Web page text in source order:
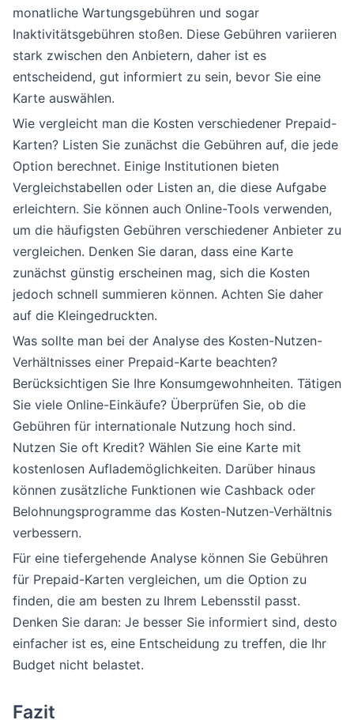
monatliche Wartungsgebühren und sogar
Inaktivitätsgebühren stoßen. Diese Gebühren variieren
stark zwischen den Anbietern, daher ist es
entscheidend, gut informiert zu sein, bevor Sie eine
Karte auswählen.
Wie vergleicht man die Kosten verschiedener Prepaid-
Karten? Listen Sie zunächst die Gebühren auf, die jede
Option berechnet. Einige Institutionen bieten
Vergleichstabellen oder Listen an, die diese Aufgabe
erleichtern. Sie können auch Online-Tools verwenden,
um die häufigsten Gebühren verschiedener Anbieter zu
vergleichen. Denken Sie daran, dass eine Karte
zunächst günstig erscheinen mag, sich die Kosten
jedoch schnell summieren können. Achten Sie daher
auf die Kleingedruckten.
Was sollte man bei der Analyse des Kosten-Nutzen-
Verhältnisses einer Prepaid-Karte beachten?
Berücksichtigen Sie Ihre Konsumgewohnheiten. Tätigen
Sie viele Online-Einkäufe? Überprüfen Sie, ob die
Gebühren für internationale Nutzung hoch sind.
Nutzen Sie oft Kredit? Wählen Sie eine Karte mit
kostenlosen Auflademöglichkeiten. Darüber hinaus
können zusätzliche Funktionen wie Cashback oder
Belohnungsprogramme das Kosten-Nutzen-Verhältnis
verbessern.
Für eine tiefergehende Analyse können Sie Gebühren
für Prepaid-Karten vergleichen, um die Option zu
finden, die am besten zu Ihrem Lebensstil passt.
Denken Sie daran: Je besser Sie informiert sind, desto
einfacher ist es, eine Entscheidung zu treffen, die Ihr
Budget nicht belastet.
Fazit